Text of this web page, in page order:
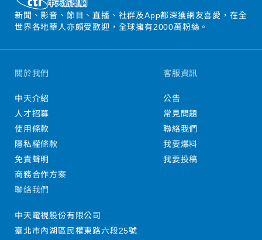
新聞、影音、節目、直播、社群及App都深獲網友喜愛，在全
世界各地華人亦頗受歡迎，全球擁有2000萬粉絲。
關於我們
中天介紹
人才招募
使用條款
隱私權條款
免責聲明
商務合作方案
客服資訊
公告
常見問題
聯絡我們
我要爆料
我要投稿
聯絡我們
中天電視股份有限公司
臺北市內湖區民權東路六段25號